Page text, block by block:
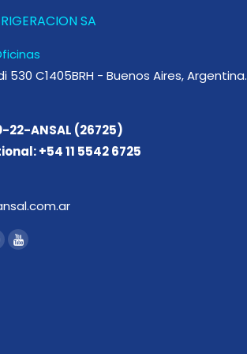
SA
530 C1405BRH - Buenos Aires, Argentina.
22-ANSAL (26725)
+54 11 5542 6725